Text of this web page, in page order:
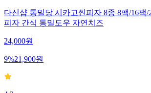
다신샵 통밀당 시카고씬피자 8종 8팩/16팩
피자 간식 통밀도우 자연치즈
24,000원
9%21,900원